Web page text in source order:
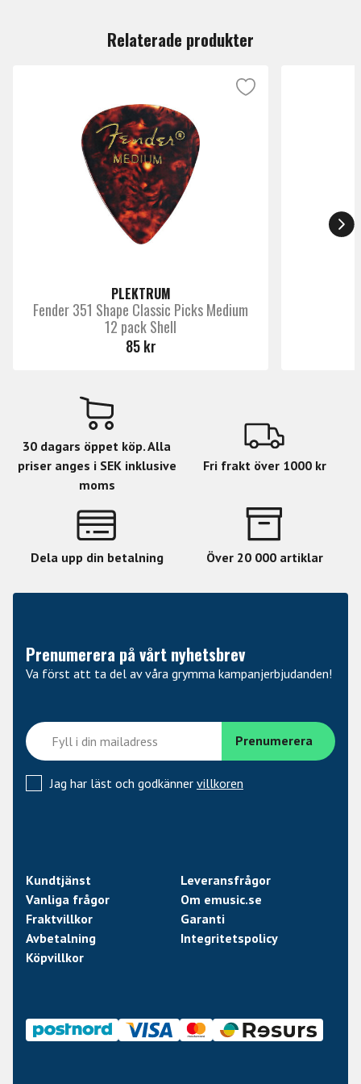
Signaturplektrum
Relaterade produkter
PLEKTRUM
Fender 351 Shape Classic Picks Medium
12 pack Shell
85 kr
30 dagars öppet köp. Alla
priser anges i SEK inklusive
moms
Fri frakt över 1000 kr
Dela upp din betalning Över 20 000 artiklar
Prenumerera på vårt nyhetsbrev
Va först att ta del av våra grymma kampanjerbjudanden!
Jag har läst och godkänner villkoren
Kundtjänst
Leveransfrågor
Vanliga frågor
Om emusic.se
Fraktvillkor
Garanti
Avbetalning
Integritetspolicy
Köpvillkor